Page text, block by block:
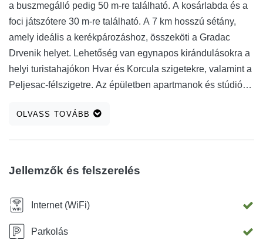
a buszmegálló pedig 50 m-re található. A kosárlabda és a
foci játszótere 30 m-re található. A 7 km hosszú sétány,
amely ideális a kerékpározáshoz, összeköti a Gradac
Drvenik helyet. Lehetőség van egynapos kirándulásokra a
helyi turistahajókon Hvar és Korcula szigetekre, valamint a
Peljesac-félszigetre. Az épületben apartmanok és stúdió
légkondicionálás, hanem ventilátor található. Minden
OLVASS TOVÁBB
Jellemzők és felszerelés
Internet (WiFi)
Parkolás